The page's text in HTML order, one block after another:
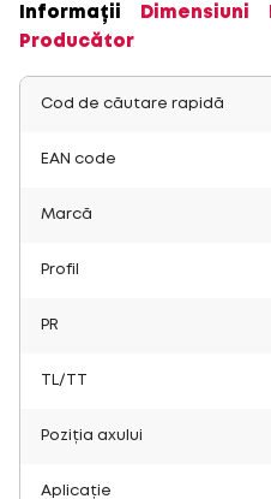
Informații Dimensiuni
Producător
Cod de căutare rapidă
EAN code
Marcă
Profil
PR
TL/TT
Poziția axului
Aplicație